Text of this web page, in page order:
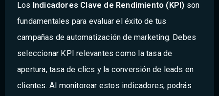
Los Indicadores Clave de Rendimiento (KPI) son
fundamentales para evaluar el éxito de tus
campañas de automatización de marketing. Debes
seleccionar KPI relevantes como la tasa de
apertura, tasa de clics y la conversión de leads en
clientes. Al monitorear estos indicadores, podrás